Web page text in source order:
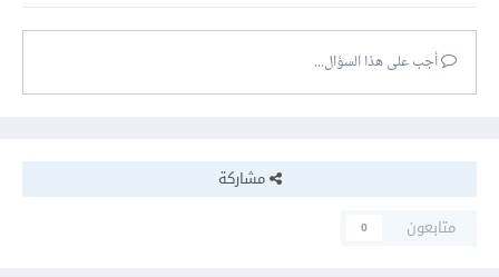
أجب على هذا السؤال...
مشاركة
متابعون
0